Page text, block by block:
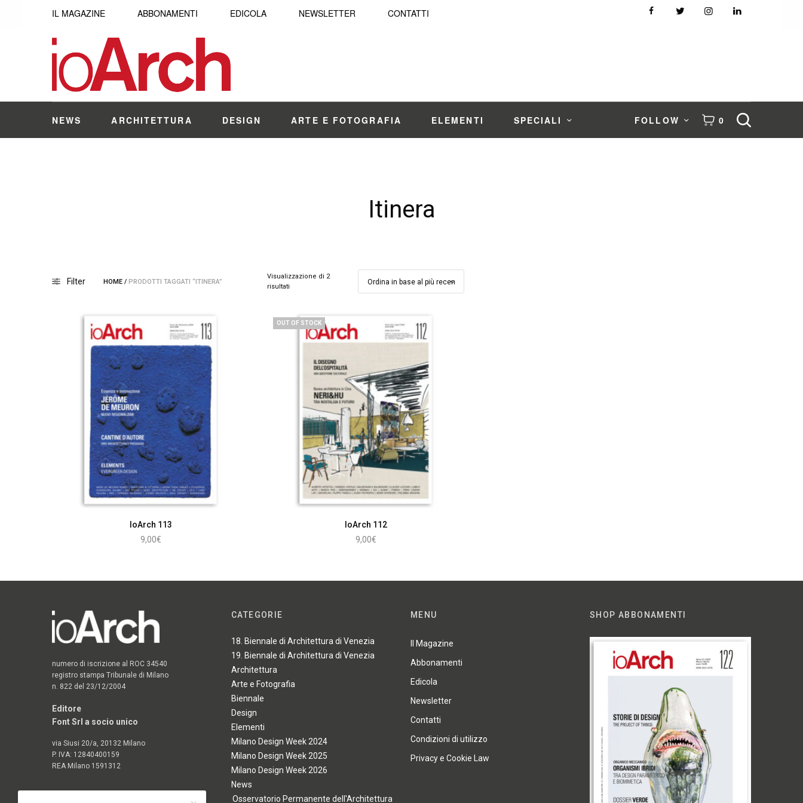
IL MAGAZINE ABBONAMENTI EDICOLA NEWSLETTER CONTATTI
NEWS ARCHITETTURA DESIGN ARTE E FOTOGRAFIA ELEMENTI SPECIALI FOLLOW 0
Itinera
Filter HOME / PRODOTTI TAGGATI “ITINERA”
Visualizzazione di 2
risultati
IoArch 113
9,00€
OUT OF STOCK
IoArch 112
9,00€
numero di iscrizione al ROC 34540
registro stampa Tribunale di Milano
n. 822 del 23/12/2004
Editore
Font Srl a socio unico
via Siusi 20/a, 20132 Milano
P. IVA: 12840400159
REA Milano 1591312
CATEGORIE
18. Biennale di Architettura di Venezia
19. Biennale di Architettura di Venezia
Architettura
Arte e Fotografia
Biennale
Design
Elementi
Milano Design Week 2024
Milano Design Week 2025
Milano Design Week 2026
News
Osservatorio Permanente dell'Architettura
MENU
Il Magazine
Abbonamenti
Edicola
Newsletter
Contatti
Condizioni di utilizzo
Privacy e Cookie Law
SHOP ABBONAMENTI